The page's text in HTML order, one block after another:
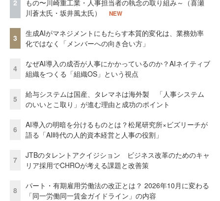
2
もの〜川崎重工業・人事担当者の執念の取り組み～（喜瀬
川蒼太氏・坂井風太氏）
NEW
3
生成AIがマネジメントにもたらす本質的変化は、業務効率
化ではなく「メンバーへの向き合い方」
4
なぜAI導入の成否が人事にかかっているのか？AIネイティブ
組織をつくる「組織OS」という視点
5
給与システムは国産、タレマネは海外製 「人事システム
のいいとこ取り」が進む理由と成功のポイント
6
AI導入の明暗を分けるものとは？松尾研究所×ビズリーチが
語る「AI時代の人的資本経営と人事の役割」
7
JTBのタレントアクイジション ビジネス改革のためのキャ
リア採用でCHROが考える課題と改善策
8
パート・有期雇用労働法の改正とは？ 2026年10月に変わる
「同一労働同一賃金ガイドライン」の内容